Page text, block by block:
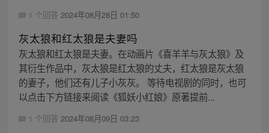
1 个回答 2024年08月28日 01:50
灰太狼和红太狼是夫妻吗
灰太狼和红太狼是夫妻。在动画片《喜羊羊与灰太狼》及
其衍生作品中，灰太狼是红太狼的丈夫，红太狼是灰太狼
的妻子，他们还有儿子小灰灰。 等待电视剧的同时，也可
以点击下方链接来阅读《狐妖小红娘》原著提前...
1 个回答 2024年08月09日 03:23